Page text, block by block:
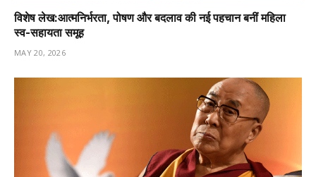
विशेष लेख:आत्मनिर्भरता, पोषण और बदलाव की नई पहचान बनीं महिला
स्व-सहायता समूह
MAY 20, 2026